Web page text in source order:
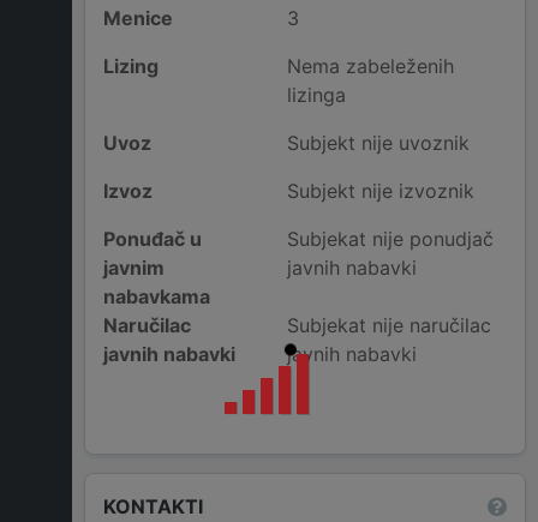
Menice
3
Lizing
Nema zabeleženih
lizinga
Uvoz
Subjekt nije uvoznik
Izvoz
Subjekt nije izvoznik
Ponuđač u
javnim
nabavkama
Subjekat nije ponudjač
javnih nabavki
Naručilac
javnih nabavki
Subjekat nije naručilac
javnih nabavki
KONTAKTI